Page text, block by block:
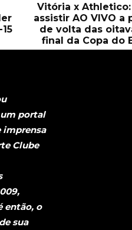
Vitória x
assistir AO VIVO a
de volta das
final da Copa do
portal
imprensa
Clube
então, o
sua